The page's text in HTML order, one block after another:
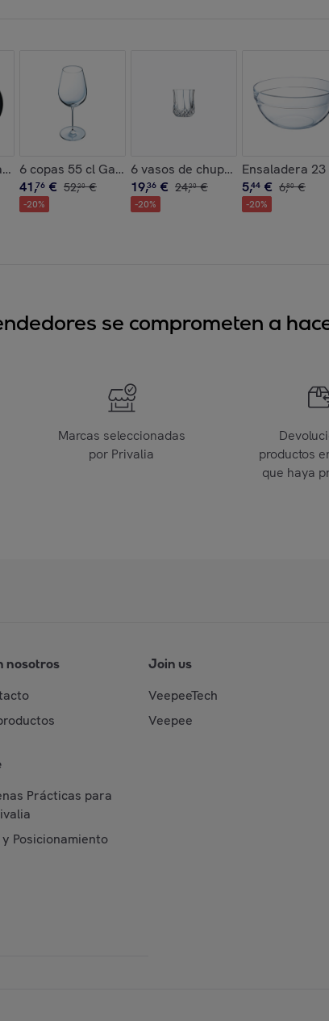
Exalt - Chef&Sommelier
negros 30 cm Friend's Time - Luminarc
6 copas 55 cl Galea - Chef&Sommelier
41,76 € 52,20 €
-20%
6 vasos de chupito
19,36 € 24,20 €
-20%
Ensaladera
5,44 € 6,80 €
-20%
se comprometen a
Marcas seleccionadas
por Privalia
productos
que haya
nosotros
Prácticas para
Posicionamiento
Join us
VeepeeTech
Veepee